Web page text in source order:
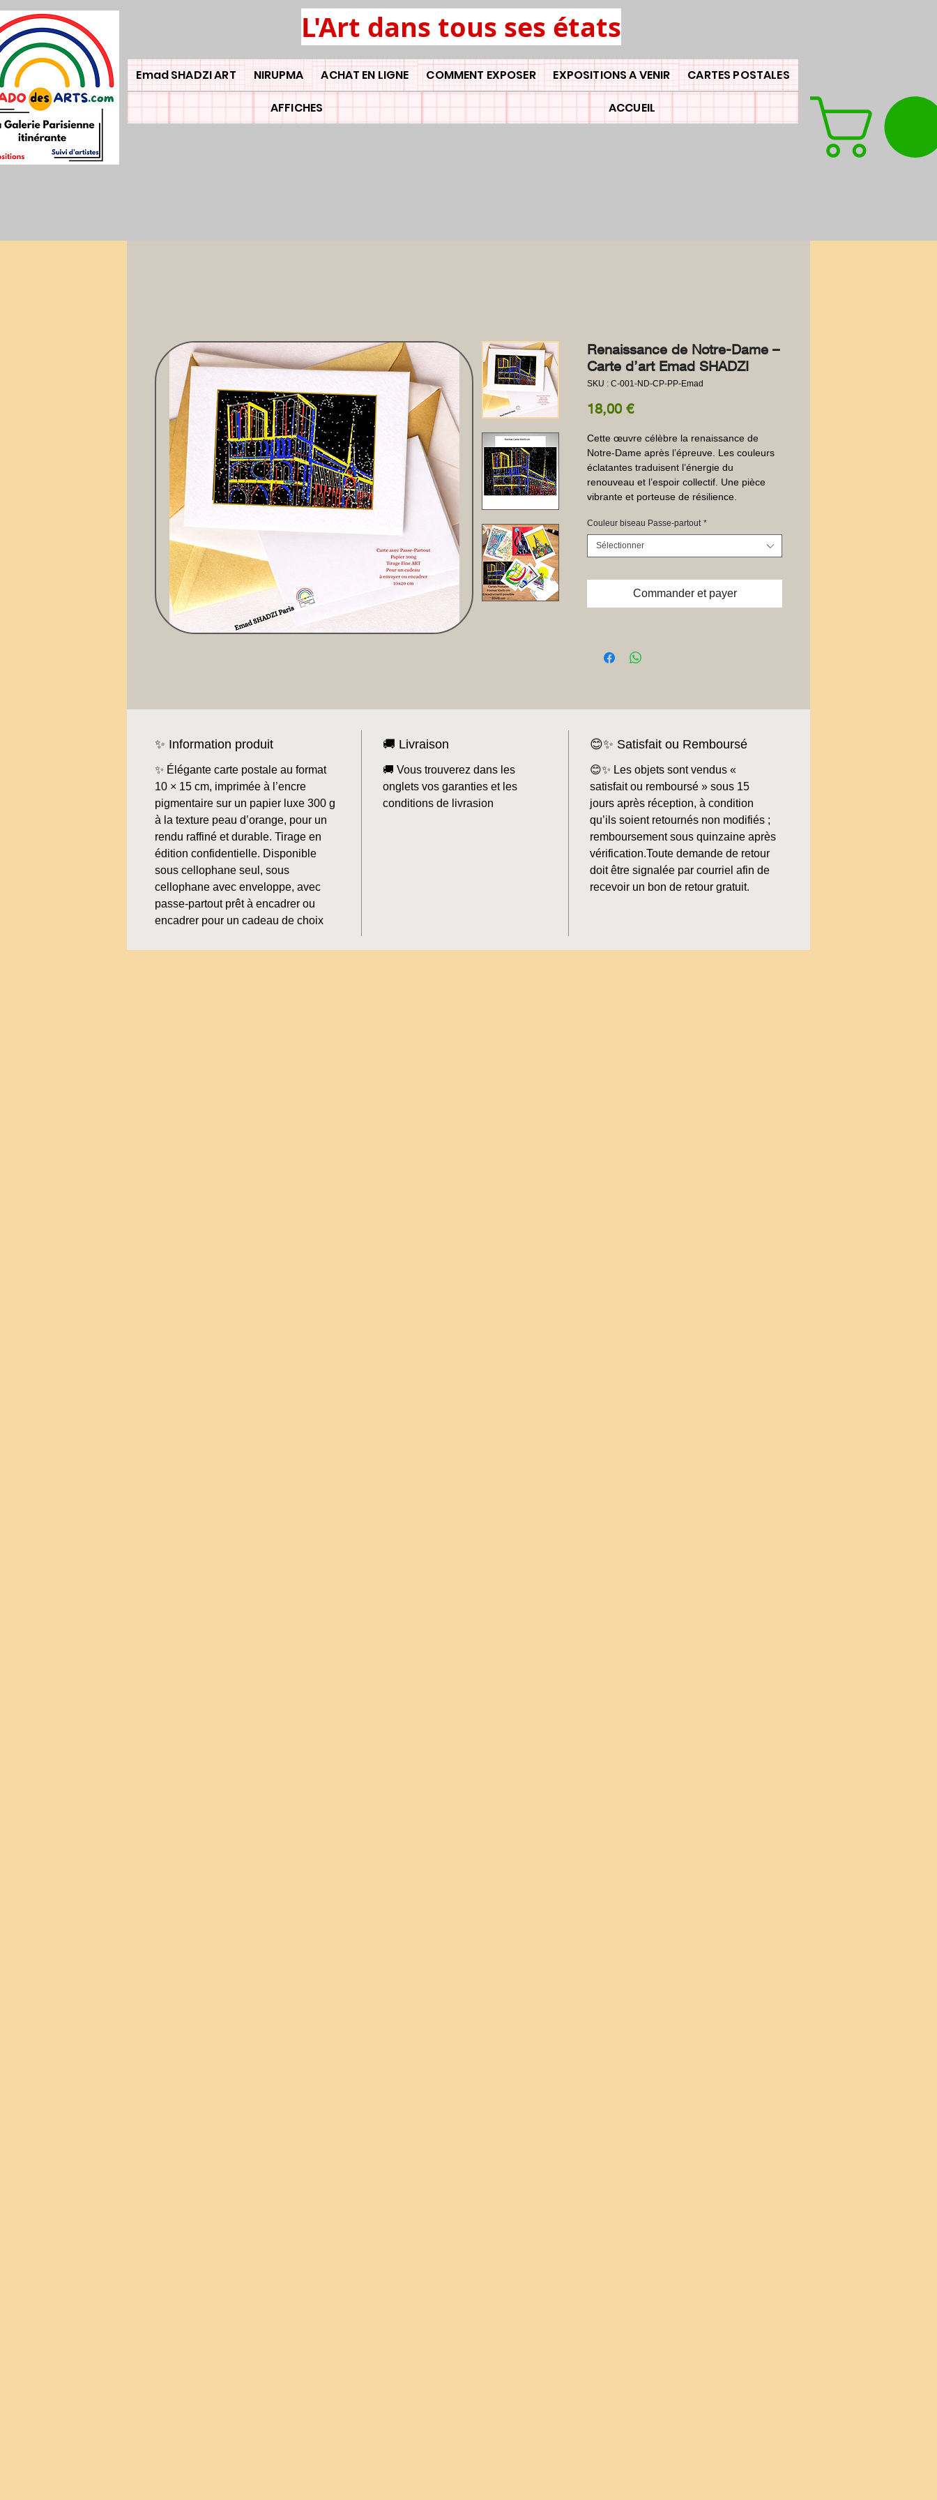
L'Art dans tous ses états
Emad SHADZI ART NIRUPMA ACHAT EN LIGNE COMMENT EXPOSER EXPOSITIONS A VENIR CARTES POSTALES
AFFICHES ACCUEIL
Renaissance de Notre-Dame –
Carte d’art Emad SHADZI
SKU : C-001-ND-CP-PP-Emad
18,00 €Prix
Cette œuvre célèbre la renaissance de
Notre-Dame après l’épreuve. Les couleurs
éclatantes traduisent l’énergie du
renouveau et l’espoir collectif. Une pièce
vibrante et porteuse de résilience.
Couleur biseau Passe-partout *
Sélectionner
Commander et payer
✨ Information produit
✨ Élégante carte postale au format
10 × 15 cm, imprimée à l’encre
pigmentaire sur un papier luxe 300 g
à la texture peau d’orange, pour un
rendu raffiné et durable. Tirage en
édition confidentielle. Disponible
sous cellophane seul, sous
cellophane avec enveloppe, avec
passe-partout prêt à encadrer ou
encadrer pour un cadeau de choix
🚚 Livraison
🚚 Vous trouverez dans les
onglets vos garanties et les
conditions de livrasion
😊✨ Satisfait ou Remboursé
😊✨ Les objets sont vendus «
satisfait ou remboursé » sous 15
jours après réception, à condition
qu’ils soient retournés non modifiés ;
remboursement sous quinzaine après
vérification.Toute demande de retour
doit être signalée par courriel afin de
recevoir un bon de retour gratuit.